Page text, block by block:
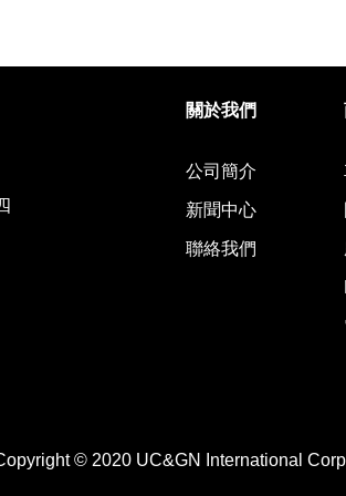
關於我們
公司簡介
新聞中心
聯絡我們
© 2020 UC&GN International